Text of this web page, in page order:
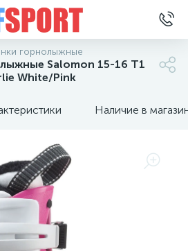
горнолыжные
Salomon 15-16 T1
White/Pink
Наличие в